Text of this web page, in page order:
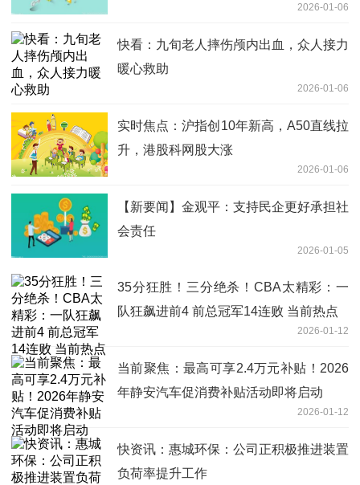
2026-01-06
快看：九旬老人摔伤颅内出血，众人接力
暖心救助
2026-01-06
实时焦点：沪指创10年新高，A50直线拉
升，港股科网股大涨
2026-01-06
【新要闻】金观平：支持民企更好承担社
会责任
2026-01-05
35分狂胜！三分绝杀！CBA太精彩：一
队狂飙进前4 前总冠军14连败 当前热点
2026-01-12
当前聚焦：最高可享2.4万元补贴！2026
年静安汽车促消费补贴活动即将启动
2026-01-12
快资讯：惠城环保：公司正积极推进装置
负荷率提升工作